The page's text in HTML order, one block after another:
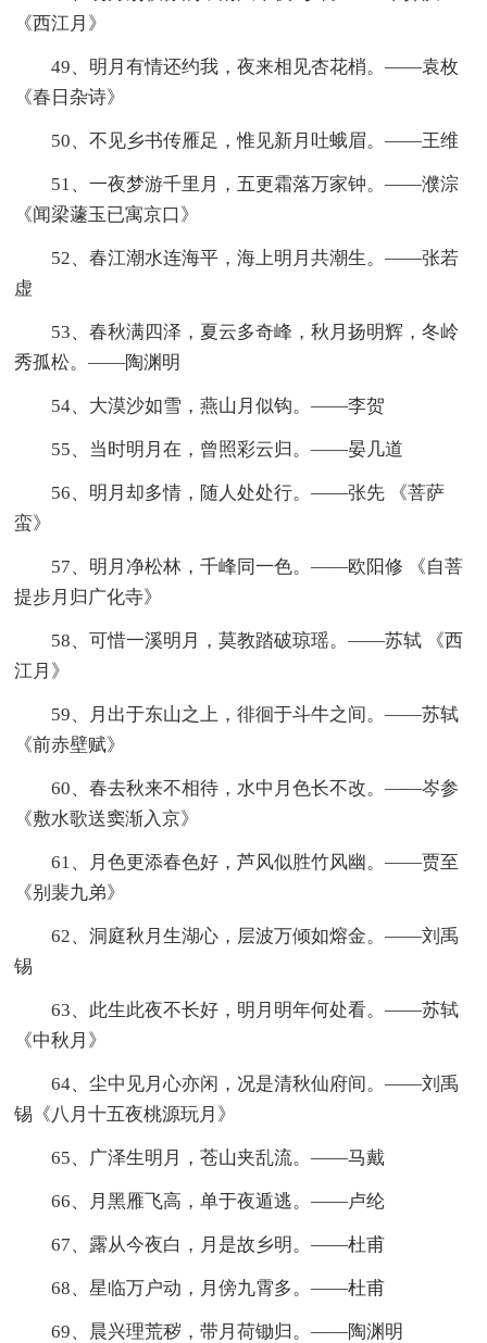
《西江月》
49、明月有情还约我，夜来相见杏花梢。——袁枚
《春日杂诗》
50、不见乡书传雁足，惟见新月吐蛾眉。——王维
51、一夜梦游千里月，五更霜落万家钟。——濮淙
《闻梁蘧玉已寓京口》
52、春江潮水连海平，海上明月共潮生。——张若
虚
53、春秋满四泽，夏云多奇峰，秋月扬明辉，冬岭
秀孤松。——陶渊明
54、大漠沙如雪，燕山月似钩。——李贺
55、当时明月在，曾照彩云归。——晏几道
56、明月却多情，随人处处行。——张先 《菩萨
蛮》
57、明月净松林，千峰同一色。——欧阳修 《自菩
提步月归广化寺》
58、可惜一溪明月，莫教踏破琼瑶。——苏轼 《西
江月》
59、月出于东山之上，徘徊于斗牛之间。——苏轼
《前赤壁赋》
60、春去秋来不相待，水中月色长不改。——岑参
《敷水歌送窦渐入京》
61、月色更添春色好，芦风似胜竹风幽。——贾至
《别裴九弟》
62、洞庭秋月生湖心，层波万倾如熔金。——刘禹
锡
63、此生此夜不长好，明月明年何处看。——苏轼
《中秋月》
64、尘中见月心亦闲，况是清秋仙府间。——刘禹
锡《八月十五夜桃源玩月》
65、广泽生明月，苍山夹乱流。——马戴
66、月黑雁飞高，单于夜遁逃。——卢纶
67、露从今夜白，月是故乡明。——杜甫
68、星临万户动，月傍九霄多。——杜甫
69、晨兴理荒秽，带月荷锄归。——陶渊明